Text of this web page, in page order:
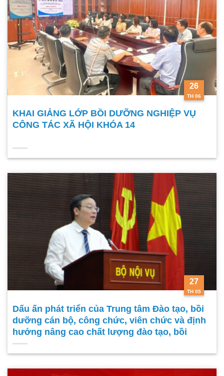
26
TH 06
KHAI GIẢNG LỚP BỒI DƯỠNG NGHIỆP VỤ
CÔNG TÁC XÃ HỘI KHÓA 14
27
TH 05
Dấu ấn phát triển của Trung tâm Đào tạo, bồi
dưỡng cán bộ, công chức, viên chức và định
hướng nâng cao chất lượng đào tạo, bồi
dưỡng trong giai đoạn mới